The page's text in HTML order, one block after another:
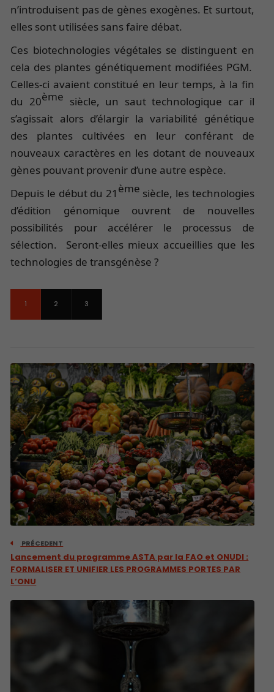
n’introduisent pas de gènes exogènes. Et surtout,
elles sont utilisées sans faire débat.
Ces biotechnologies végétales se distinguent en
cela des plantes génétiquement modifiées PGM.
Celles-ci avaient constitué en leur temps, à la fin
du 20ème siècle, un saut technologique car il
s’agissait alors d’élargir la variabilité génétique
des plantes cultivées en leur conférant de
nouveaux caractères en les dotant de nouveaux
gènes pouvant provenir d’une autre espèce.
Depuis le début du 21 ème siècle, les technologies
d’édition génomique ouvrent de nouvelles
possibilités pour accélérer le processus de
sélection. Seront-elles mieux accueillies que les
technologies de transgénèse ?
1 2 3
PRÉCEDENT
Lancement du programme ASTA par la FAO et ONUDI :
FORMALISER ET UNIFIER LES PROGRAMMES PORTES PAR
L’ONU